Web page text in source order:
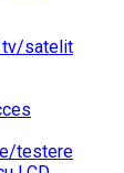
tv/satelit
testere